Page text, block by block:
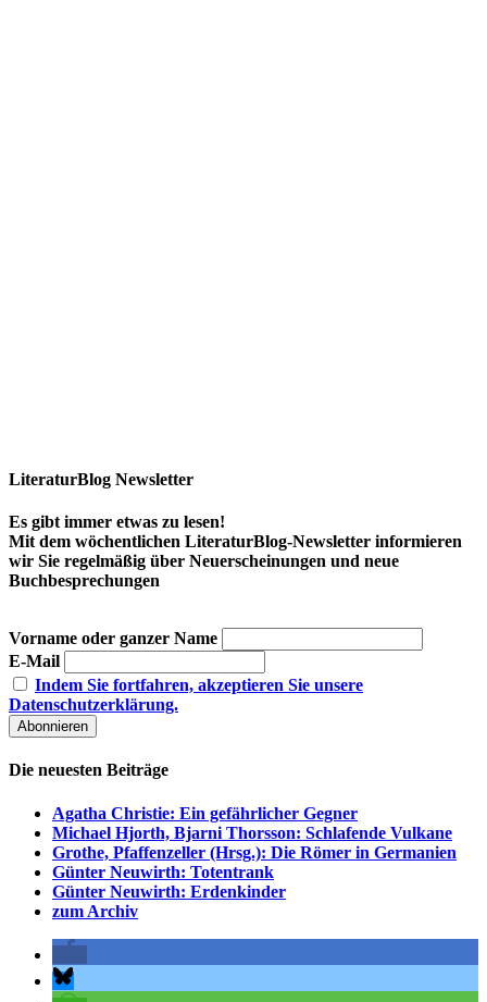
LiteraturBlog Newsletter
Es gibt immer etwas zu lesen!
Mit dem wöchentlichen LiteraturBlog-Newsletter informieren
wir Sie regelmäßig über Neuerscheinungen und neue
Buchbesprechungen
Vorname oder ganzer Name
E-Mail
Indem Sie fortfahren, akzeptieren Sie unsere
Datenschutzerklärung.
Die neuesten Beiträge
Agatha Christie: Ein gefährlicher Gegner
Michael Hjorth, Bjarni Thorsson: Schlafende Vulkane
Grothe, Pfaffenzeller (Hrsg.): Die Römer in Germanien
Günter Neuwirth: Totentrank
Günter Neuwirth: Erdenkinder
zum Archiv